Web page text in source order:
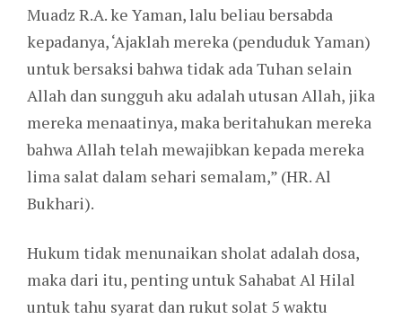
Muadz R.A. ke Yaman, lalu beliau bersabda
kepadanya, ‘Ajaklah mereka (penduduk Yaman)
untuk bersaksi bahwa tidak ada Tuhan selain
Allah dan sungguh aku adalah utusan Allah, jika
mereka menaatinya, maka beritahukan mereka
bahwa Allah telah mewajibkan kepada mereka
lima salat dalam sehari semalam,” (HR. Al
Bukhari).
Hukum tidak menunaikan sholat adalah dosa,
maka dari itu, penting untuk Sahabat Al Hilal
untuk tahu syarat dan rukut solat 5 waktu